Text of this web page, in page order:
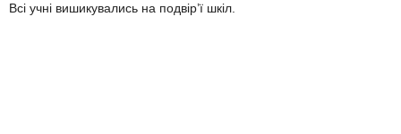
Всі учні вишикувались на подвір’ї шкіл.